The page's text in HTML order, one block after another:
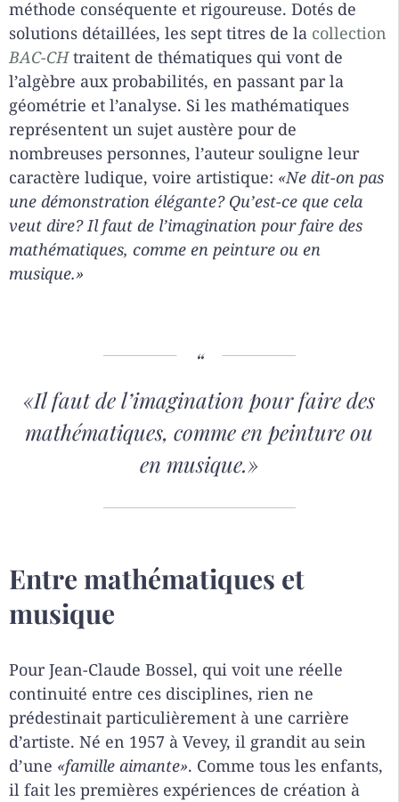
méthode conséquente et rigoureuse. Dotés de
solutions détaillées, les sept titres de la collection
BAC-CHtraitent de thématiques qui vont de
l’algèbre aux probabilités, en passant par la
géométrie et l’analyse. Si les mathématiques
représentent un sujet austère pour de
nombreuses personnes, l’auteur souligne leur
caractère ludique, voire artistique: «Ne dit-on pas
une démonstration élégante? Qu’est-ce que cela
veut dire? Il faut de l’imagination pour faire des
mathématiques, comme en peinture ou en
musique.»
«Il faut de l’imagination pour faire des
mathématiques, comme en peinture ou
en musique.»
Entre mathématiques et
musique
Pour Jean-Claude Bossel, qui voit une réelle
continuité entre ces disciplines, rien ne
prédestinait particulièrement à une carrière
d’artiste. Né en 1957 à Vevey, il grandit au sein
d’une «famille aimante». Comme tous les enfants,
il fait les premières expériences de création à